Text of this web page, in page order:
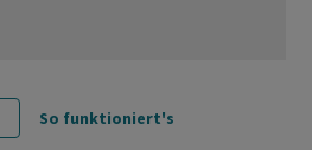
So funktioniert's